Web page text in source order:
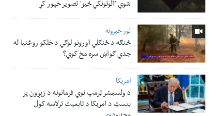
شوې 'الوتونکي څيز' تصویر خپور کړ
نور خبرونه
څنګه د ځنګلي اورونو لوګي د خلکو روغتیا له
جدي ګواښ سره مخ کوي؟
امریکا
د ولسمشر ټرمپ نوي فرمانونه د زېږون پر
بنسټ د امریکا د تابعیت ترلاسه کول